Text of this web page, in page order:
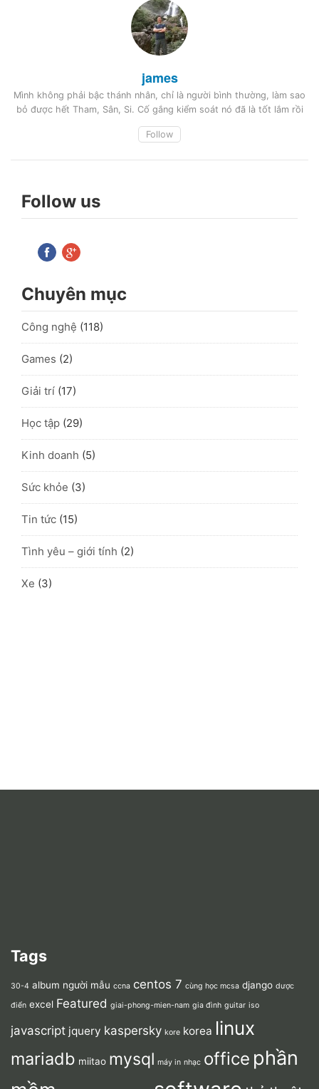
james
Mình không phải bậc thánh nhân, chỉ là người bình thường, làm sao
bỏ được hết Tham, Sân, Si. Cố gắng kiểm soát nó đã là tốt lắm rồi
Follow
Follow us
Chuyên mục
Công nghệ (118)
Games (2)
Giải trí (17)
Học tập (29)
Kinh doanh (5)
Sức khỏe (3)
Tin tức (15)
Tình yêu – giới tính (2)
Xe (3)
Tags
30-4 album người mẫu ccna centos 7 cùng học mcsa django dược
điển excel Featured giai-phong-mien-nam gia đình guitar iso
javascript jquery kaspersky kore korea linux
mariadb miitao mysql máy in nhạc office phần